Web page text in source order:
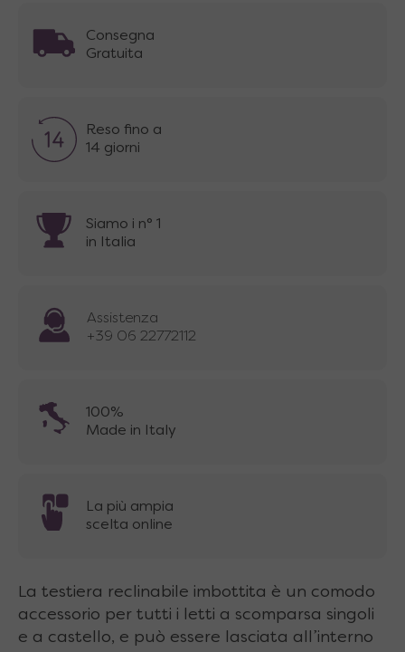
Consegna
Gratuita
Reso fino a
14 giorni
Siamo i n° 1
in Italia
Assistenza
+39 06 22772112
100%
Made in Italy
La più ampia
scelta online
La testiera reclinabile imbottita è un comodo
accessorio per tutti i letti a scomparsa singoli
e a castello, e può essere lasciata all’interno